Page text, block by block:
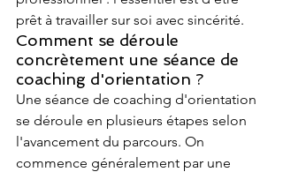
prêt à travailler sur soi avec sincérité.
Comment se déroule
concrètement une séance de
coaching d'orientation ?
Une séance de coaching d'orientation
se déroule en plusieurs étapes selon
l'avancement du parcours. On
commence généralement par une